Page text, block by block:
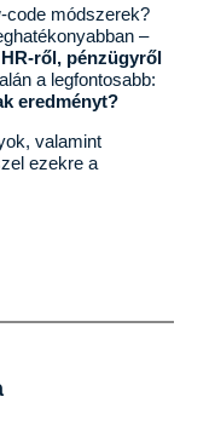
code módszerek?
–
ről, pénzügyről
a legfontosabb:
eredményt?
valamint
ezekre a